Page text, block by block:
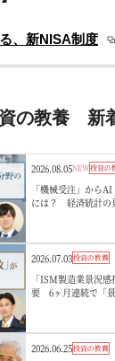
、新NISA制度
の教養 新
2026.08.05NEW投資の
「機械受注」から
には？ 経済統計の
2026.07.03投資の教養
「ISM製造業景況
要 6ヶ月連続で「
2026.06.25投資の教養